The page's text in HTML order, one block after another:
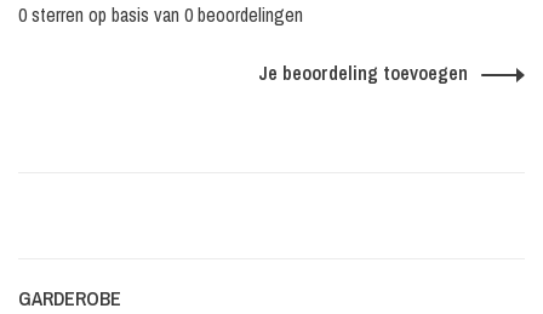
0 sterren op basis van 0 beoordelingen
Je beoordeling toevoegen
GARDEROBE